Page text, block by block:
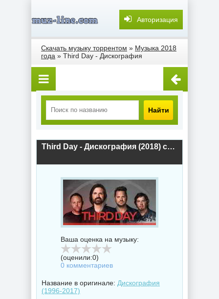
Авторизация
Скачать музыку торрентом » Музыка 2018
года » Third Day - Дискография
Найти
Third Day - Дискография (2018) скачать торрент
Ваша оценка на музыку:
(оценили:0)
0 комментариев
Название в оригинале: Дискография
(1996-2017)